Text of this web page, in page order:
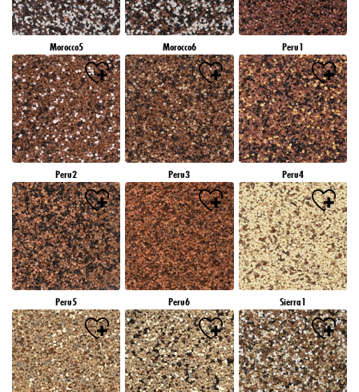
Morocco5 Morocco6 Peru1
Peru2 Peru3 Peru4
Peru5 Peru6 Sierra1